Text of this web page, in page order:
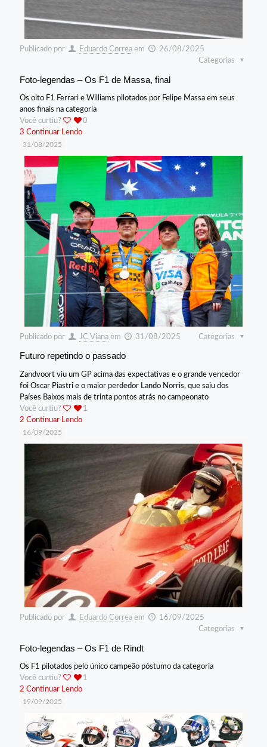
Publicado por Eduardo Correa em
26/08/2025
Categorias
Foto-legendas – Os F1 de Massa, final
Os oito F1 Ferrari e Williams pilotados por Felipe Massa em seus
anos finais na categoria
Você curtiu?
0
3 Continuar Lendo
31/08/2025
Publicado por JC Viana em 31/08/2025 Categorias
Futuro repetindo o passado
Zandvoort viu um GP acima das expectativas e o grande vencedor
foi Oscar Piastri e o maior perdedor Lando Norris, que saiu dos
Países Baixos mais de trinta pontos atrás no campeonato
Você curtiu?
1
2 Continuar Lendo
16/09/2025
Publicado por Eduardo Correa em
16/09/2025
Categorias
Foto-legendas – Os F1 de Rindt
Os F1 pilotados pelo único campeão póstumo da categoria
Você curtiu?
1
2 Continuar Lendo
19/09/2025